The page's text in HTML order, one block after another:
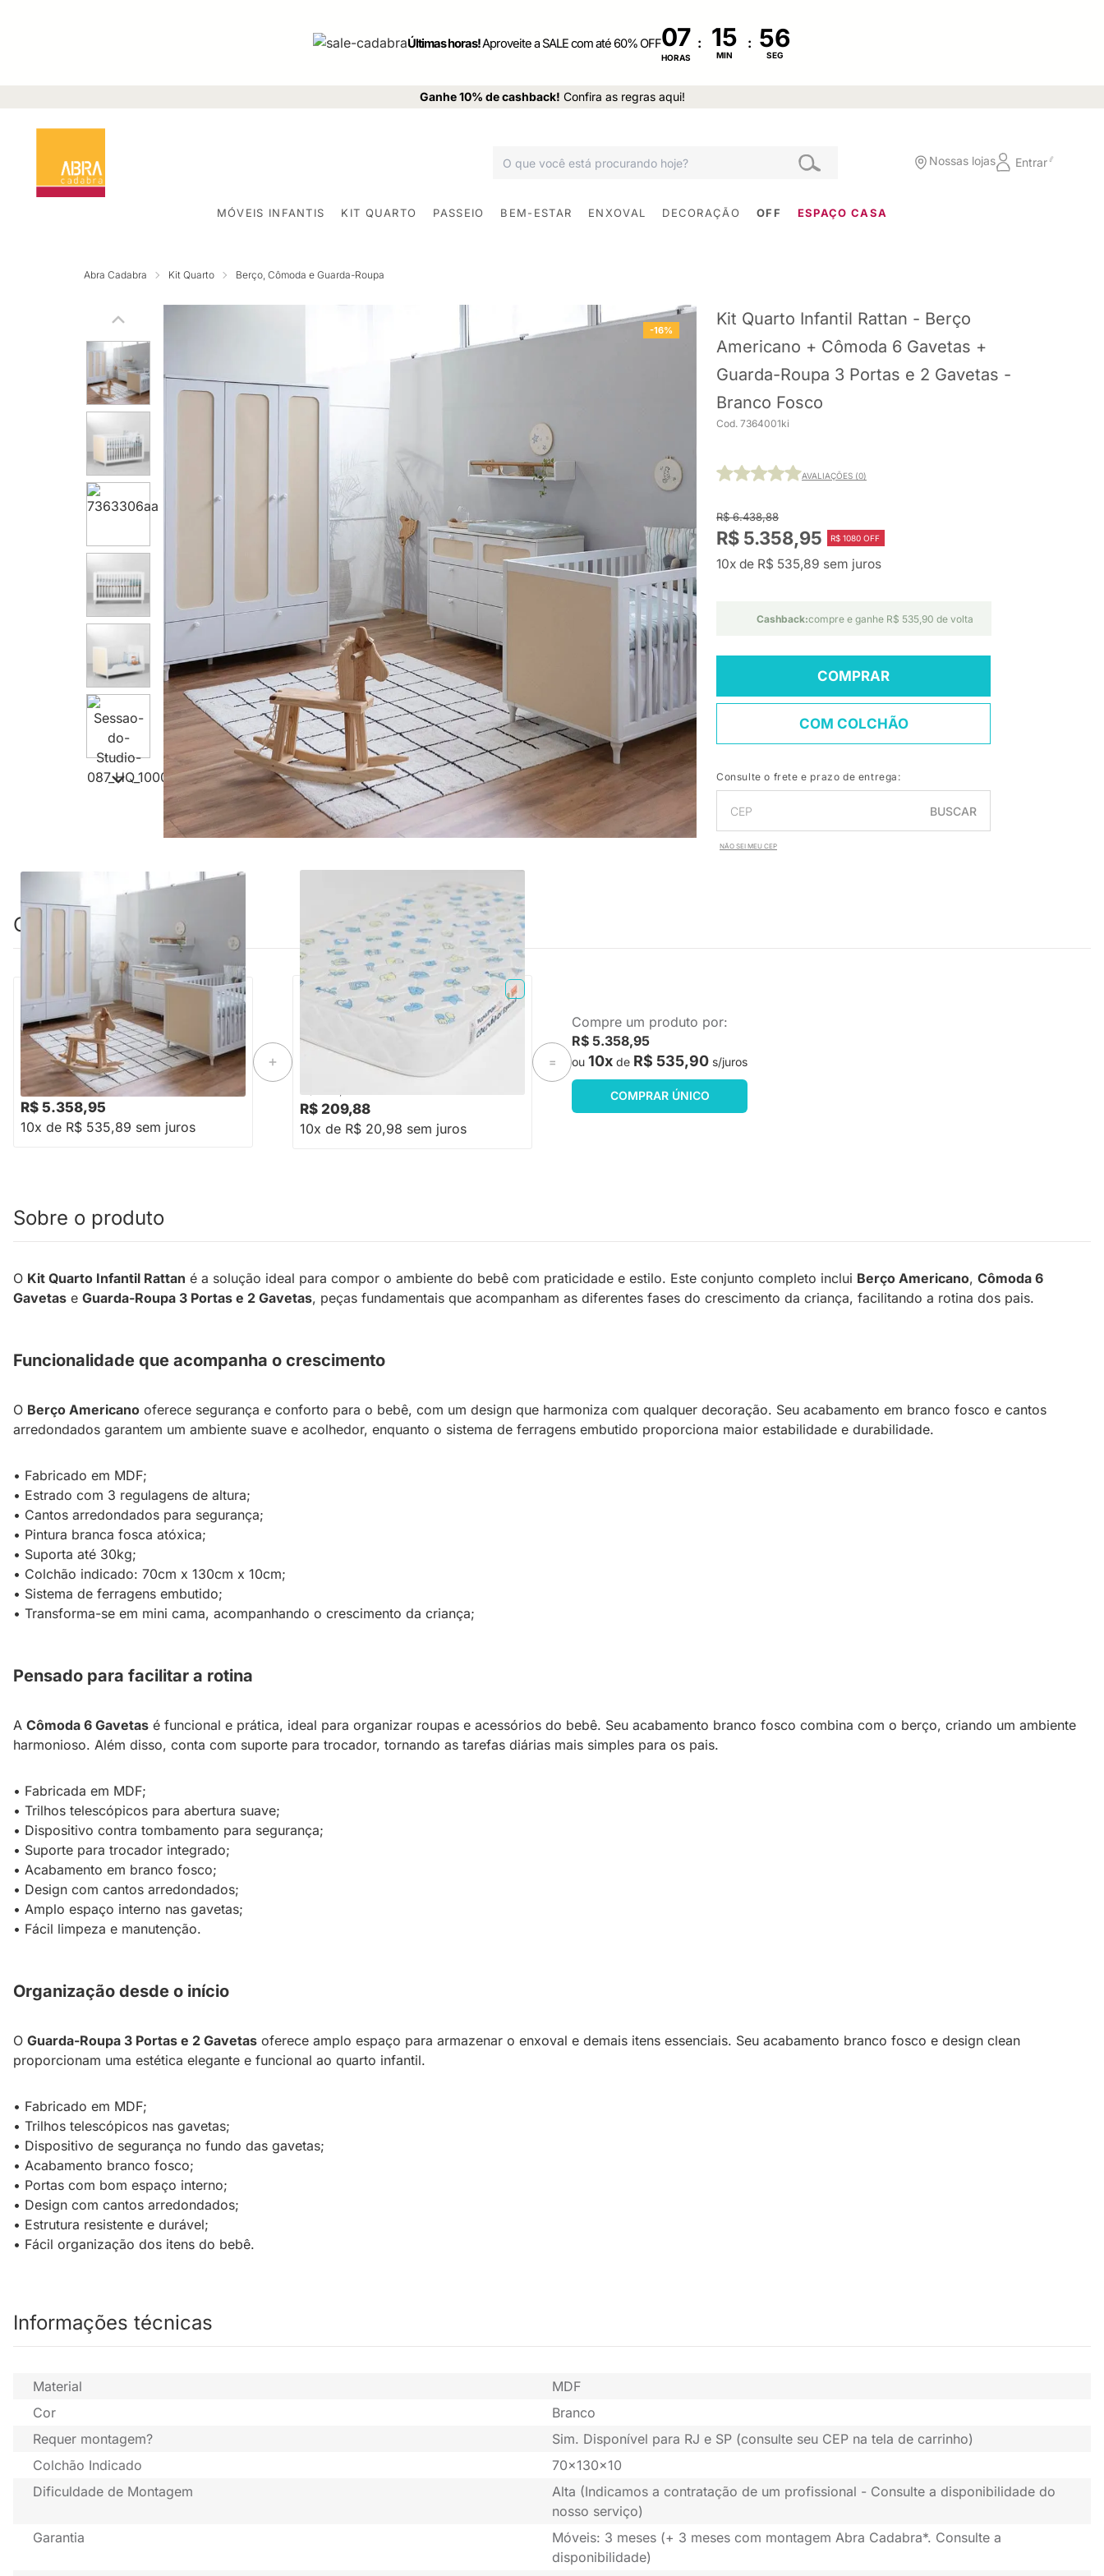
Últimas horas!Aproveite a SALE com até 60% OFF07
HORAS
:
MIN
:
SEG
Ganhe 10% de cashback! Confira as regras aqui!
Nossas lojas Entrar
MÓVEIS INFANTIS KIT QUARTO PASSEIO BEM-ESTAR ENXOVAL DECORAÇÃO OFF ESPAÇO CASA
Abra Cadabra Kit Quarto Berço, Cômoda e Guarda-Roupa
-16%
Kit Quarto Infantil Rattan - Berço
Americano + Cômoda 6 Gavetas +
Guarda-Roupa 3 Portas e 2 Gavetas -
Branco Fosco
Cod. 7364001ki
AVALIAÇÕES (0)
R$ 6.438,88
R$ 5.358,95 R$ 1080 OFF
10x de R$ 535,89 sem juros
Cashback:compre e ganhe R$ 535,90 de volta
COMPRAR
COM COLCHÃO
Consulte o frete e prazo de entrega:
BUSCAR
NÃO SEI MEU CEP
Combinação perfeita
Kit Quarto Infantil Rattan - Berço
Americano + Cômoda 6 Gavetas +
Guarda-Roupa 3 Portas e 2 Gavetas -
Branco Fosco
R$ 6.438,88 -16% Economize R$ 1.079
R$ 5.358,95
10x de R$ 535,89 sem juros
PRONTA ENTREGA
Colchão de Espuma Plummi Berço
70cmx1,30mx10cm D18
R$ 209,88
10x de R$ 20,98 sem juros
=
Compre um produto por:
R$ 5.358,95
ou 10x de R$ 535,90 s/juros
COMPRAR ÚNICO
Sobre o produto
O Kit Quarto Infantil Rattan é a solução ideal para compor o ambiente do bebê com praticidade e estilo. Este conjunto completo inclui Berço Americano, Cômoda 6
Gavetas e Guarda-Roupa 3 Portas e 2 Gavetas, peças fundamentais que acompanham as diferentes fases do crescimento da criança, facilitando a rotina dos pais.
Funcionalidade que acompanha o crescimento
O Berço Americano oferece segurança e conforto para o bebê, com um design que harmoniza com qualquer decoração. Seu acabamento em branco fosco e cantos
arredondados garantem um ambiente suave e acolhedor, enquanto o sistema de ferragens embutido proporciona maior estabilidade e durabilidade.
• Fabricado em MDF;
• Estrado com 3 regulagens de altura;
• Cantos arredondados para segurança;
• Pintura branca fosca atóxica;
• Suporta até 30kg;
• Colchão indicado: 70cm x 130cm x 10cm;
• Sistema de ferragens embutido;
• Transforma-se em mini cama, acompanhando o crescimento da criança;
Pensado para facilitar a rotina
A Cômoda 6 Gavetas é funcional e prática, ideal para organizar roupas e acessórios do bebê. Seu acabamento branco fosco combina com o berço, criando um ambiente
harmonioso. Além disso, conta com suporte para trocador, tornando as tarefas diárias mais simples para os pais.
• Fabricada em MDF;
• Trilhos telescópicos para abertura suave;
• Dispositivo contra tombamento para segurança;
• Suporte para trocador integrado;
• Acabamento em branco fosco;
• Design com cantos arredondados;
• Amplo espaço interno nas gavetas;
• Fácil limpeza e manutenção.
Organização desde o início
O Guarda-Roupa 3 Portas e 2 Gavetas oferece amplo espaço para armazenar o enxoval e demais itens essenciais. Seu acabamento branco fosco e design clean
proporcionam uma estética elegante e funcional ao quarto infantil.
• Fabricado em MDF;
• Trilhos telescópicos nas gavetas;
• Dispositivo de segurança no fundo das gavetas;
• Acabamento branco fosco;
• Portas com bom espaço interno;
• Design com cantos arredondados;
• Estrutura resistente e durável;
• Fácil organização dos itens do bebê.
Informações técnicas
Material
MDF
Cor
Branco
Requer montagem?
Sim. Disponível para RJ e SP (consulte seu CEP na tela de carrinho)
Colchão Indicado
70x130x10
Dificuldade de Montagem
Alta (Indicamos a contratação de um profissional - Consulte a disponibilidade do
nosso serviço)
Garantia
Móveis: 3 meses (+ 3 meses com montagem Abra Cadabra*. Consulte a
disponibilidade)